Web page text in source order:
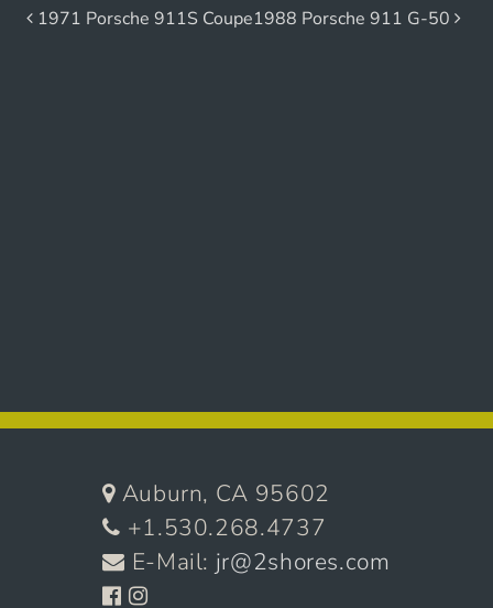
Beitrags-Navigation
1971 Porsche 911S Coupe1988 Porsche 911 G-50
Auburn, CA 95602
+1.530.268.4737
E-Mail: jr@2shores.com